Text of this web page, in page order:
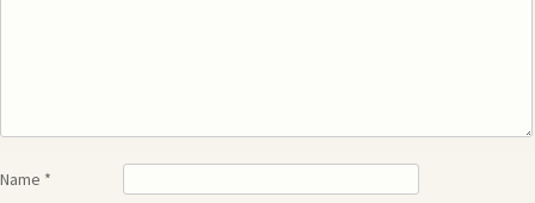
Name *